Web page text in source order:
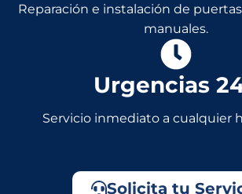
Reparación e instalación de
manuales.
Urgencias
Servicio inmediato a cualquier
Solicita tu